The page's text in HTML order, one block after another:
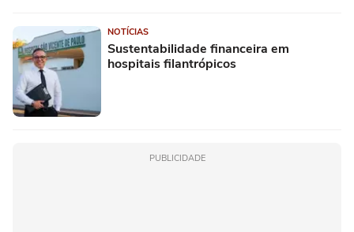
NOTÍCIAS
Sustentabilidade financeira em
hospitais filantrópicos
PUBLICIDADE